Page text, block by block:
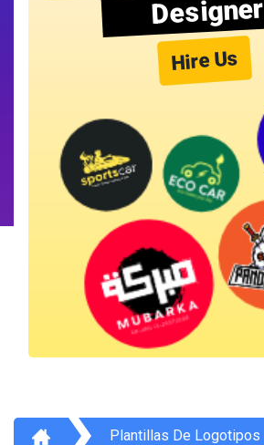
Designer
Hire Us
Plantillas De Logotipos